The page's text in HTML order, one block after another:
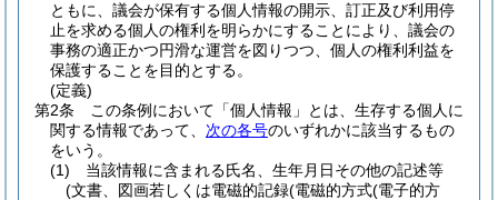
ともに、議会が保有する個人情報の開示、訂正及び利用停
止を求める個人の権利を明らかにすることにより、議会の
事務の適正かつ円滑な運営を図りつつ、個人の権利利益を
保護することを目的とする。
(定義)
第2条
この条例において「個人情報」とは、生存する個人に
関する情報であって、 次の各号のいずれかに該当するもの
をいう。
(1)
当該情報に含まれる氏名、生年月日その他の記述等
(文書、図画若しくは電磁的記録(電磁的方式(電子的方